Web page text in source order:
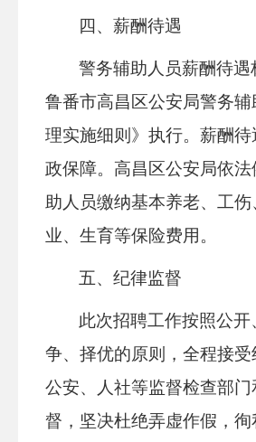
四、薪酬待遇
警务辅助人员薪酬待遇
鲁番市高昌区公安局警务
理实施细则》执行。薪酬
政保障。高昌区公安局依
助人员缴纳基本养老、工
业、生育等保险费用。
五、纪律监督
此次招聘工作按照公开
争、择优的原则，全程接受
公安、人社等监督检查部门
督，坚决杜绝弄虚作假，